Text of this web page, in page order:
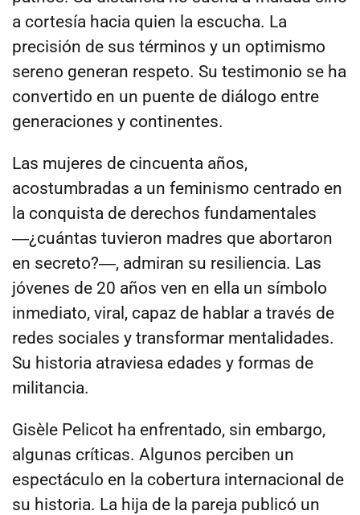
a cortesía hacia quien la escucha. La
precisión de sus términos y un optimismo
sereno generan respeto. Su testimonio se ha
convertido en un puente de diálogo entre
generaciones y continentes.
Las mujeres de cincuenta años,
acostumbradas a un feminismo centrado en
la conquista de derechos fundamentales
―¿cuántas tuvieron madres que abortaron
en secreto?―, admiran su resiliencia. Las
jóvenes de 20 años ven en ella un símbolo
inmediato, viral, capaz de hablar a través de
redes sociales y transformar mentalidades.
Su historia atraviesa edades y formas de
militancia.
Gisèle Pelicot ha enfrentado, sin embargo,
algunas críticas. Algunos perciben un
espectáculo en la cobertura internacional de
su historia. La hija de la pareja publicó un